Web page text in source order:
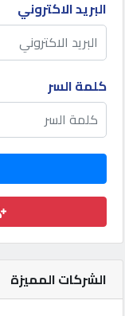
كيو
كيو
نمبر
كيو
كيو
ماركت
البريد الاكتروني
كلمة السر
الشركات المميزة